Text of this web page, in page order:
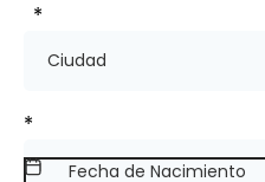
*
*